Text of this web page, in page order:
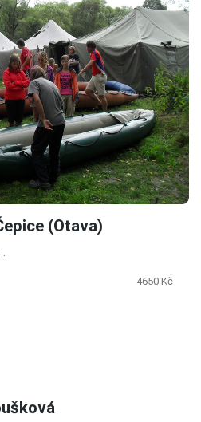
(Otava)
4650 Kč